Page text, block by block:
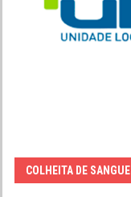
COLHEITA DE SANGUE